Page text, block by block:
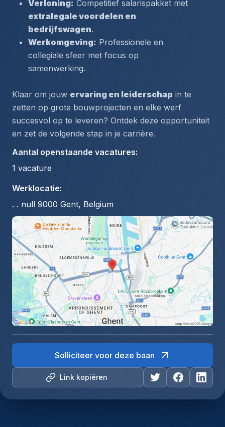
Verloning:
extralegale voordelen en
bedrijfswagen.
Werkomgeving: Professionele en
collegiale sfeer met focus op
samenwerking.
Klaar om jouw ervaring en leiderschap in te
zetten op grote bouwprojecten en elke werf
succesvol op te leveren? Ontdek deze opportuniteit
en zet de volgende stap in je carrière.
Aantal openstaande vacatures:
1 vacature
Werklocatie:
. . null 9000 Gent, Belgium
Link kopiëren
Solliciteer voor deze baan